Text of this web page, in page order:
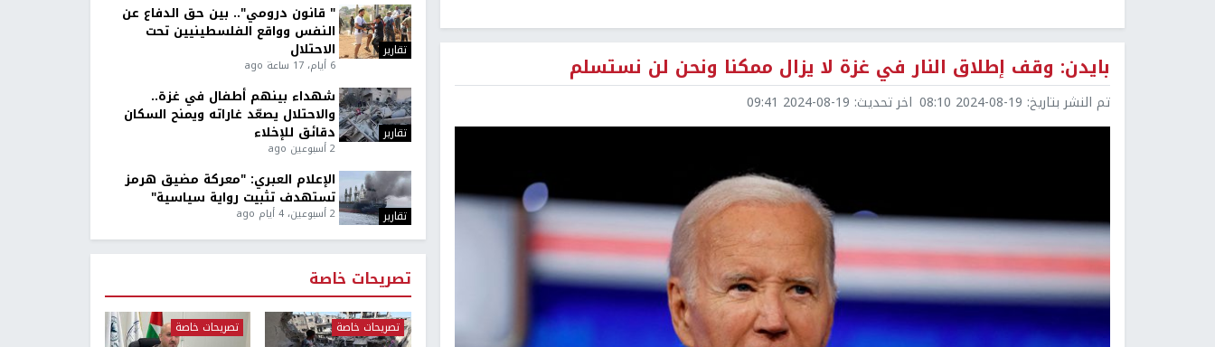
بايدن: وقف إطلاق النار في غزة لا يزال ممكنا ونحن لن نستسلم
تم النشر بتاريخ: 2024-08-19 08:10 اخر تحديث: 2024-08-19 09:41
تقارير
" قانون درومي".. بين حق الدفاع عن
النفس وواقع الفلسطينيين تحت
الاحتلال
6 أيام، 17 ساعة ago
تقارير
شهداء بينهم أطفال في غزة..
والاحتلال يصعّد غاراته ويمنح السكان
دقائق للإخلاء
2 أسبوعين ago
تقارير
الإعلام العبري: "معركة مضيق هرمز
تستهدف تثبيت رواية سياسية"
2 أسبوعين، 4 أيام ago
تصريحات خاصة
تصريحات خاصة تصريحات خاصة